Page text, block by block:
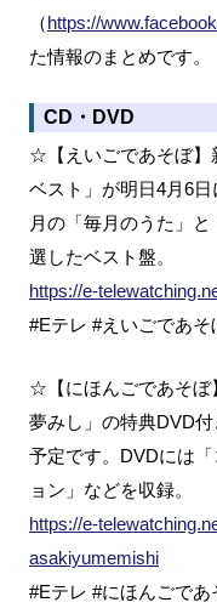
（https://
た情報のまとめです。
CD・DVD
☆【えいごであそぼ】
ベスト」が明日4月6
月の「毎月のうた」
選したベスト盤。
https://e-
#Eテレ #えいごであそ
☆【にほんごであそぼ
夢みし」の特典DVD
予定です。DVDには
ョン」などを収録。
https://e-
asakiyumemishi
#Eテレ #にほんごであ